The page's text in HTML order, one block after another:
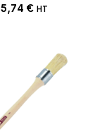
5,74 € HT